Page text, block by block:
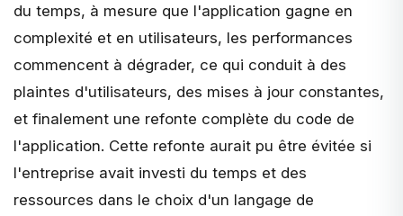
du temps, à mesure que l'application gagne en
complexité et en utilisateurs, les performances
commencent à dégrader, ce qui conduit à des
plaintes d'utilisateurs, des mises à jour constantes,
et finalement une refonte complète du code de
l'application. Cette refonte aurait pu être évitée si
l'entreprise avait investi du temps et des
ressources dans le choix d'un langage de